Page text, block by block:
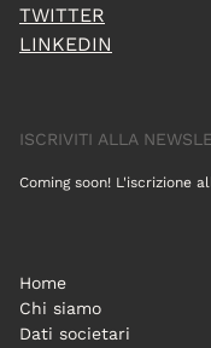
TWITTER
LINKEDIN
ISCRIVITI ALLA
Coming soon! L'iscrizione
Home
Chi siamo
Dati societari